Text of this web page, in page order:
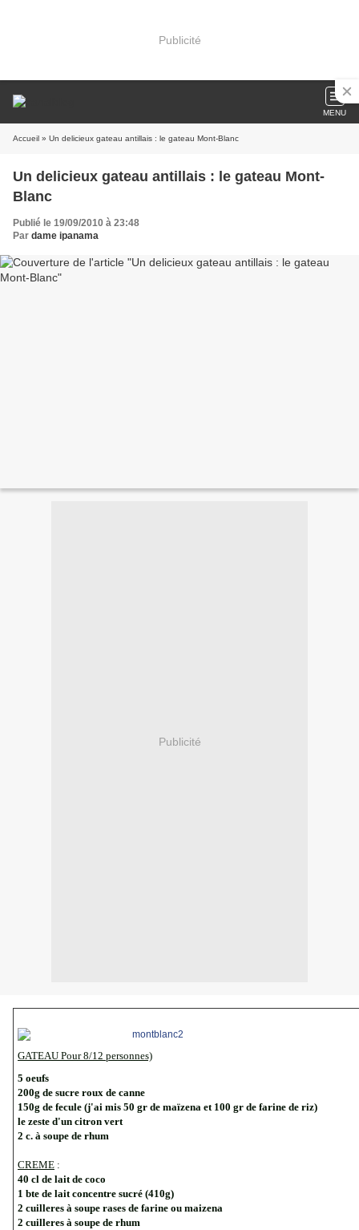
Publicité
MENU
Accueil » Un delicieux gateau antillais : le gateau Mont-Blanc
Un delicieux gateau antillais : le gateau Mont-
Blanc
Publié le 19/09/2010 à 23:48
Par dame ipanama
Publicité
GATEAU Pour 8/12 personnes)
5 oeufs
200g de sucre roux de canne
150g de fecule (j'ai mis 50 gr de maïzena et 100 gr de farine de riz)
le zeste d'un citron vert
2 c. à soupe de rhum
CREME :
40 cl de lait de coco
1 bte de lait concentre sucré (410g)
2 cuilleres à soupe rases de farine ou maizena
2 cuilleres à soupe de rhum